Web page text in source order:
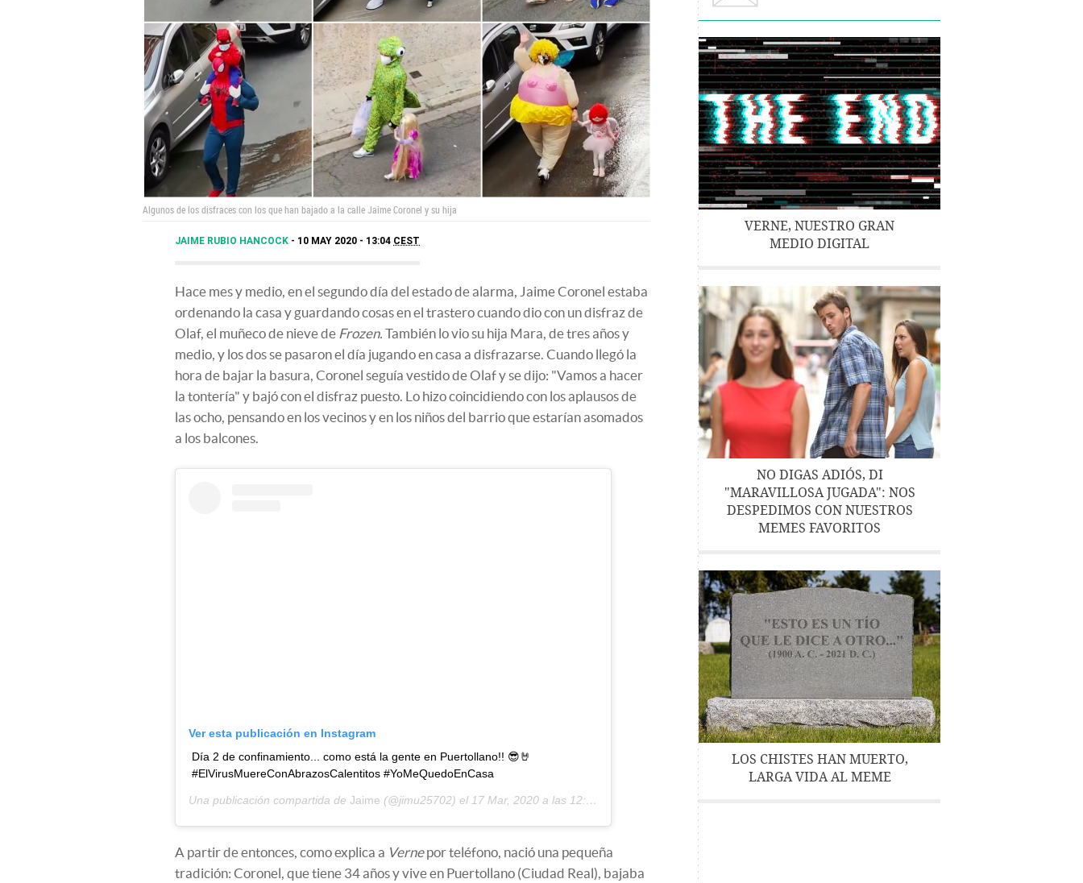
Algunos de los disfraces con los que han bajado a la calle Jaime Coronel y su hija
JAIME RUBIO HANCOCK 10 MAY 2020 - 13:04 CEST
Hace mes y medio, en el segundo día del estado de alarma, Jaime Coronel estaba
ordenando la casa y guardando cosas en el trastero cuando dio con un disfraz de
Olaf, el muñeco de nieve de Frozen. También lo vio su hija Mara, de tres años y
medio, y los dos se pasaron el día jugando en casa a disfrazarse. Cuando llegó la
hora de bajar la basura, Coronel seguía vestido de Olaf y se dijo: "Vamos a hacer
la tontería" y bajó con el disfraz puesto. Lo hizo coincidiendo con los aplausos de
las ocho, pensando en los vecinos y en los niños del barrio que estarían asomados
a los balcones.
Ver esta publicación en Instagram
Día 2 de confinamiento... como está la gente en Puertollano!! 😎🤘
#ElVirusMuereConAbrazosCalentitos #YoMeQuedoEnCasa
Una publicación compartida de Jaime (@jimu25702) el 17 Mar, 2020 a las 12:32 PDT
A partir de entonces, como explica a Vernepor teléfono, nació una pequeña
tradición: Coronel, que tiene 34 años y vive en Puertollano (Ciudad Real), bajaba
VERNE, NUESTRO GRAN
MEDIO DIGITAL
NO DIGAS ADIÓS, DI
"MARAVILLOSA JUGADA": NOS
DESPEDIMOS CON NUESTROS
MEMES FAVORITOS
LOS CHISTES HAN MUERTO,
LARGA VIDA AL MEME